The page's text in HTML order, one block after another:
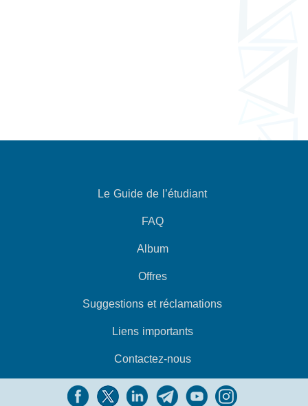
Le Guide de l’étudiant
FAQ
Album
Offres
Suggestions et réclamations
Liens importants
Contactez-nous